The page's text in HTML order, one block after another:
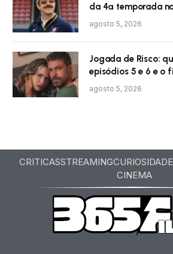
da 4ª temporada
agosto 5, 2026
Jogada de Risco:
episódios 5 e 6 e o
agosto 5, 2026
CRITICASSTREAMING
CINEMA